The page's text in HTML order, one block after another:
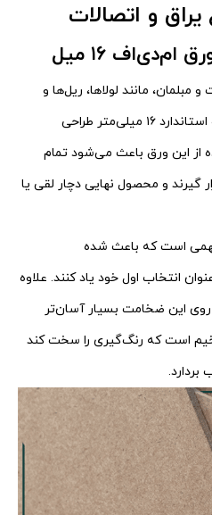
یراق و اتصالات
۱۶ میل
مبلمان، مانند لولاها، ریل‌ها و
پیچ‌ها، معمولاً بر اساس ضخامت استاندارد ۱۶ میلی‌متر طراحی
از این ورق باعث می‌شود تمام
گیرند و محصول نهایی دچار لقی یا
مهمی است که باعث شده
انتخاب اول خود یاد کنند. علاوه
این ضخامت بسیار آسان‌تر
است که رنگ‌گیری را سخت کند